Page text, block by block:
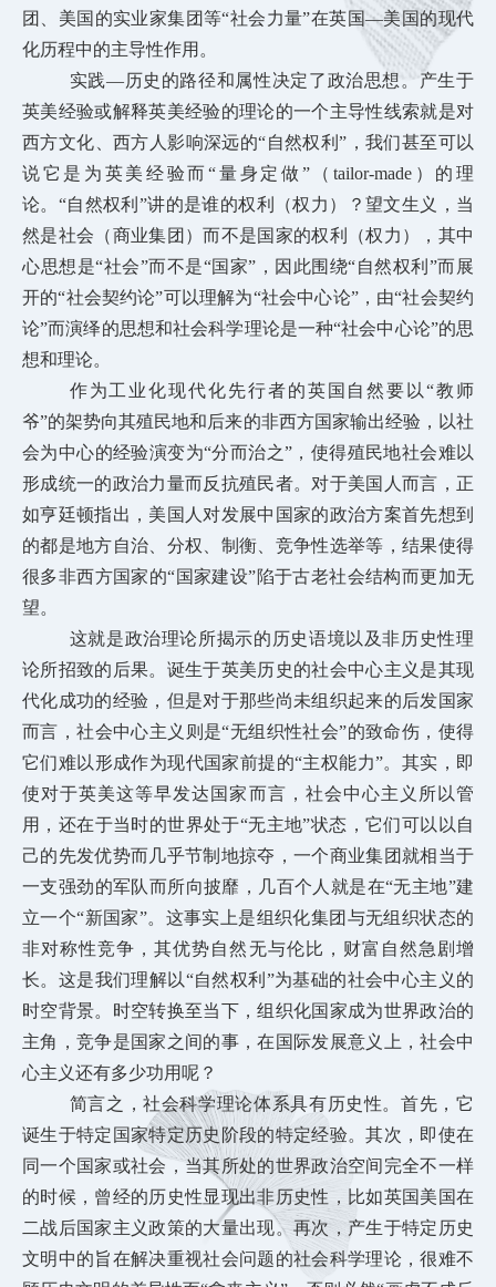
团、美国的实业家集团等“社会力量”在英国—美国的现代
化历程中的主导性作用。
实践—历史的路径和属性决定了政治思想。产生于
英美经验或解释英美经验的理论的一个主导性线索就是对
西方文化、西方人影响深远的“自然权利”，我们甚至可以
说它是为英美经验而“量身定做”（tailor-made）的理
论。“自然权利”讲的是谁的权利（权力）？望文生义，当
然是社会（商业集团）而不是国家的权利（权力），其中
心思想是“社会”而不是“国家”，因此围绕“自然权利”而展
开的“社会契约论”可以理解为“社会中心论”，由“社会契约
论”而演绎的思想和社会科学理论是一种“社会中心论”的思
想和理论。
作为工业化现代化先行者的英国自然要以“教师
爷”的架势向其殖民地和后来的非西方国家输出经验，以社
会为中心的经验演变为“分而治之”，使得殖民地社会难以
形成统一的政治力量而反抗殖民者。对于美国人而言，正
如亨廷顿指出，美国人对发展中国家的政治方案首先想到
的都是地方自治、分权、制衡、竞争性选举等，结果使得
很多非西方国家的“国家建设”陷于古老社会结构而更加无
望。
这就是政治理论所揭示的历史语境以及非历史性理
论所招致的后果。诞生于英美历史的社会中心主义是其现
代化成功的经验，但是对于那些尚未组织起来的后发国家
而言，社会中心主义则是“无组织性社会”的致命伤，使得
它们难以形成作为现代国家前提的“主权能力”。其实，即
使对于英美这等早发达国家而言，社会中心主义所以管
用，还在于当时的世界处于“无主地”状态，它们可以以自
己的先发优势而几乎节制地掠夺，一个商业集团就相当于
一支强劲的军队而所向披靡，几百个人就是在“无主地”建
立一个“新国家”。这事实上是组织化集团与无组织状态的
非对称性竞争，其优势自然无与伦比，财富自然急剧增
长。这是我们理解以“自然权利”为基础的社会中心主义的
时空背景。时空转换至当下，组织化国家成为世界政治的
主角，竞争是国家之间的事，在国际发展意义上，社会中
心主义还有多少功用呢？
简言之，社会科学理论体系具有历史性。首先，它
诞生于特定国家特定历史阶段的特定经验。其次，即使在
同一个国家或社会，当其所处的世界政治空间完全不一样
的时候，曾经的历史性显现出非历史性，比如英国美国在
二战后国家主义政策的大量出现。再次，产生于特定历史
文明中的旨在解决重视社会问题的社会科学理论，很难不